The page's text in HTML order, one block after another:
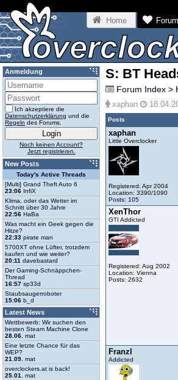
Home Forum
S: BT
Forum Index >
xaphan
Posts
xaphan
Little Overclocker
Registered: Apr 2004
Location: 3390/1090
Posts: 105
XenThor
GTI Addicted
Registered: Aug 2002
Location: Vienna
Posts: 2632
Franzl
Addicted
Anmeldung
Ich akzeptiere die
Datenschutzerklärung und die
Regeln des Forums.
Noch keinen Account?
Jetzt registrieren.
New Posts
Today's Active Threads
[Multi] Grand Theft Auto 6
23:06 InfiX
Klima, oder das Wetter im
Schnitt über 30 Jahre
22:56 HaBa
Was macht ein Geek gegen die
Hitze?
22:33 pirate man
5700XT ohne Lüfter, trotzdem
kaufen und wie weiter?
20:11 davebastard
Der Gaming-Schnäppchen-
Thread
16:57 sp33d
Staubsaugerroboter
15:06 b_d
Latest News
Wettbewerb: Wir suchen den
besten Steam Machine Clone
28.06. mat
Eine letzte Chance für das
WEP?
21.09. mat
overclockers.at is back!
25.01.
mat